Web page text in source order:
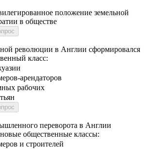
положение земельной
в обществе
революции в Англии сформировался
класс:
арендаторов
рабочих
переворота в Англии
общественные классы:
и строителей